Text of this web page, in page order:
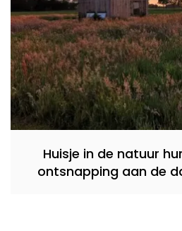
Huisje in de natuur
ontsnapping aan de